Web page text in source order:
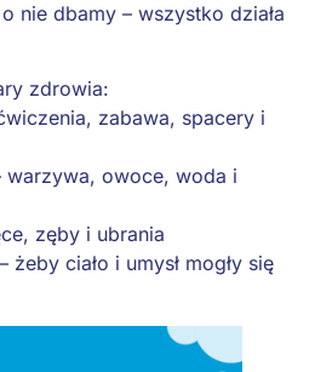
nie dbamy – wszystko działa
zdrowia:
zabawa, spacery i
warzywa, owoce, woda i
zęby i ubrania
– żeby ciało i umysł mogły się